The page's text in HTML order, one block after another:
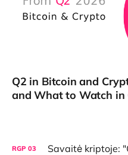
Q2 in Bitcoin and
and What to Watch in
RGP 03